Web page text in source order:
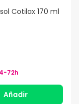
Cotilax 170 ml
72h
Añadir